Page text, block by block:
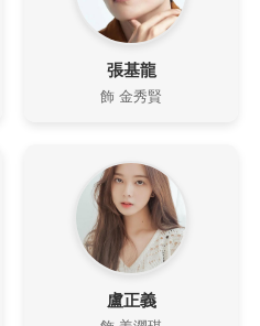
張基龍
飾 金秀賢
盧正義